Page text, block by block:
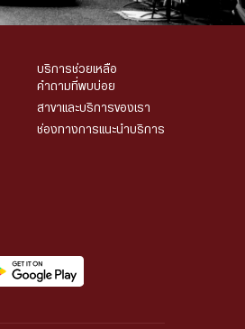
บริการช่วยเหลือ
คำถามที่พบบ่อย
สาขาและบริการของเรา
ช่องทางการแนะนำบริการ